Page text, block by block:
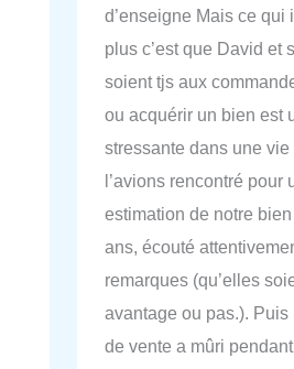
d’enseigne Mais ce qui
plus c’est que David et
soient tjs aux
ou acquérir un bien est
stressante dans une
l’avions rencontré pour
estimation de notre
ans, écouté
remarques (qu’elles
avantage ou pas.). Puis
de vente a mûri